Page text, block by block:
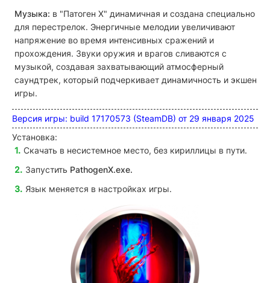
Музыка: в "Патоген Х" динамичная и создана специально
для перестрелок. Энергичные мелодии увеличивают
напряжение во время интенсивных сражений и
прохождения. Звуки оружия и врагов сливаются с
музыкой, создавая захватывающий атмосферный
саундтрек, который подчеркивает динамичность и экшен
игры.
Версия игры: build 17170573 (SteamDB) от 29 января 2025
Установка:
Скачать в несистемное место, без кириллицы в пути.
Запустить PathogenX.exe.
Язык меняется в настройках игры.